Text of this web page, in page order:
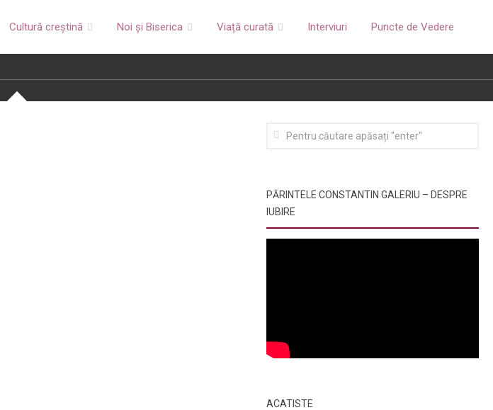
Cultură creștină Noi și Biserica Viață curată Interviuri Puncte de Vedere
PĂRINTELE CONSTANTIN GALERIU – DESPRE
IUBIRE
ACATISTE